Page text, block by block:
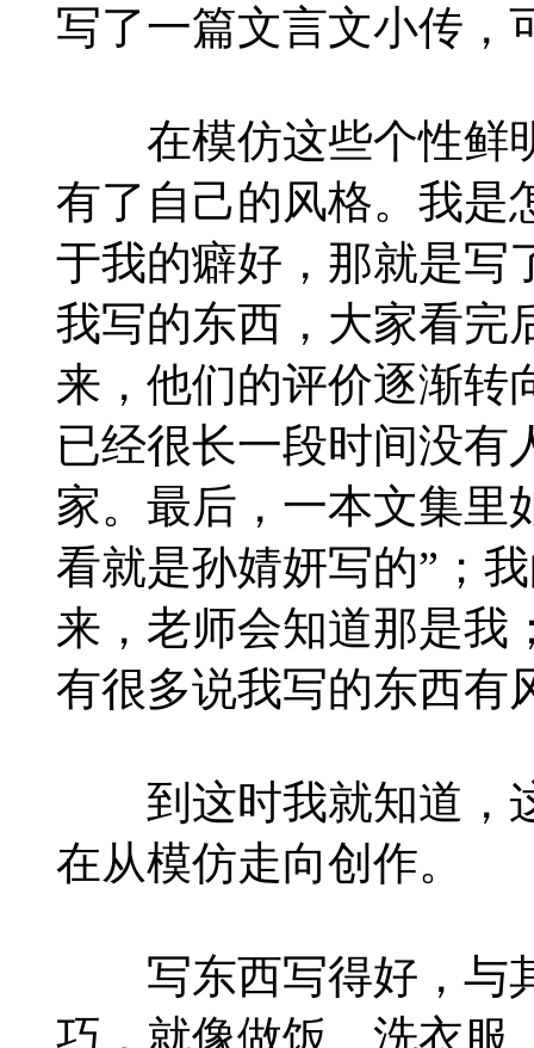
写了一篇文言文小传，
在模仿这些个性鲜
有了自己的风格。我是
于我的癖好，那就是写
我写的东西，大家看完
来，他们的评价逐渐转
已经很长一段时间没有
家。最后，一本文集里
看就是孙婧妍写的”；
来，老师会知道那是我
有很多说我写的东西有
到这时我就知道，
在从模仿走向创作。
写东西写得好，与
巧，就像做饭、洗衣服